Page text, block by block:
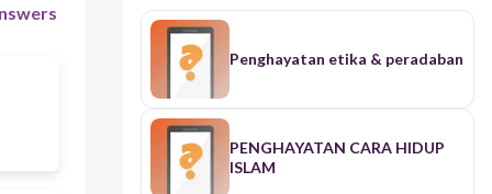
Penghayatan etika & peradaban
PENGHAYATAN CARA HIDUP
ISLAM